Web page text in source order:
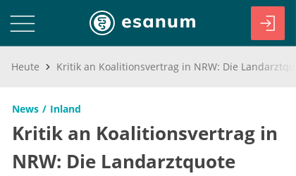
Heute
News Inland
Kritik an Koalitionsvertrag in
NRW: Die Landarztquote